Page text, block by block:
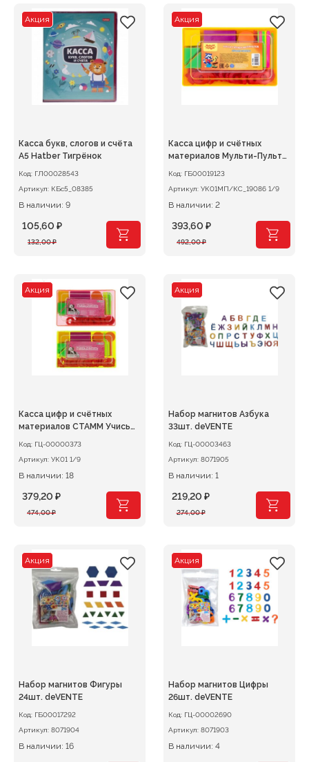
132,00 ₽.
132,00 ₽.
Акция
Касса букв, слогов и счёта
А5 Hatber Тигрёнок
Код: ГЛ00028543
Артикул: КБс5_08385
В наличии: 9
132,00₽
Первоначальная
132,00 ₽.
105,60 ₽
Текущая
Акция
Касса цифр и счётных
материалов Мульти-Пульти
Код: ГБ00019123
Артикул:
УК01МП/КС_19086 1/9
В наличии: 2
492,00₽
Первоначальная
492,00 ₽.
393,60 ₽
Текущая
Акция
Касса цифр и счётных
материалов СТАММ Учись
Код: ГЦ-00000373
Артикул:
УК01 1/9
В наличии: 18
474,00₽
Первоначальная
474,00 ₽.
379,20 ₽
Текущая
Акция
Набор магнитов Азбука
33шт. deVENTE
Код: ГЦ-00003463
Артикул: 8071905
В наличии: 1
274,00₽
Первоначальная
274,00 ₽.
219,20 ₽
Текущая
Акция
Набор магнитов Фигуры
24шт. deVENTE
Код: ГБ00017292
Артикул: 8071904
В наличии: 16
Акция
Набор магнитов Цифры
26шт. deVENTE
Код: ГЦ-00002690
Артикул: 8071903
В наличии: 4